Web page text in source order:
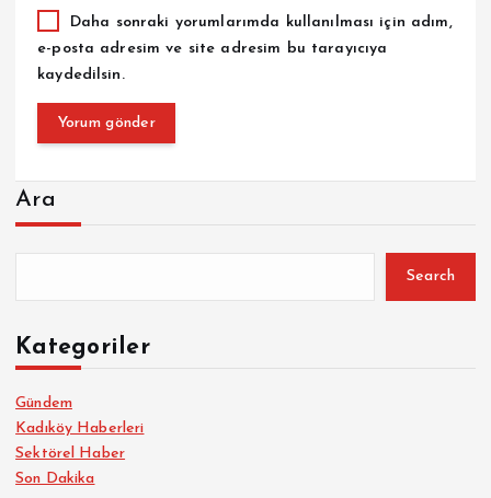
Daha sonraki yorumlarımda kullanılması için adım,
e-posta adresim ve site adresim bu tarayıcıya
kaydedilsin.
Ara
Search
Kategoriler
Gündem
Kadıköy Haberleri
Sektörel Haber
Son Dakika